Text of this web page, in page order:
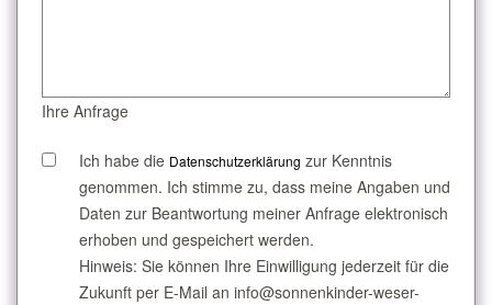
Ihre Anfrage
Ich habe die Datenschutzerklärung zur Kenntnis
genommen. Ich stimme zu, dass meine Angaben und
Daten zur Beantwortung meiner Anfrage elektronisch
erhoben und gespeichert werden.
Hinweis: Sie können Ihre Einwilligung jederzeit für die
Zukunft per E-Mail an info@sonnenkinder-weser-